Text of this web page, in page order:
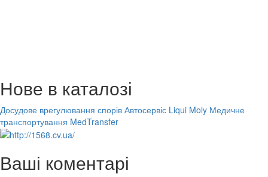
Нове в каталозі
Досудове врегулювання спорів Автосервіс Liqui Moly Медичне
транспортування MedTransfer
Ваші коментарі